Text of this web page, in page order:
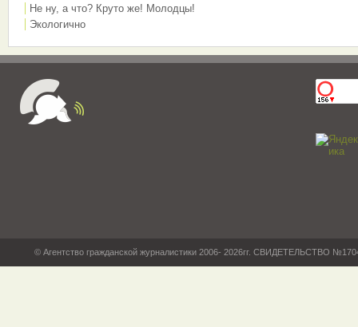
Не ну, а что? Круто же! Молодцы!
Экологично
© Агентство гражданской журналистики 2006- 2026гг. СВИДЕТЕЛЬСТВО